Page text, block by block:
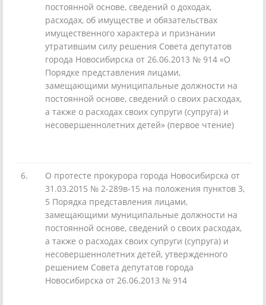
постоянной основе, сведений о доходах,
расходах, об имуществе и обязательствах
имущественного характера и признании
утратившим силу решения Совета депутатов
города Новосибирска от 26.06.2013 № 914 «О
Порядке представления лицами,
замещающими муниципальные должности на
постоянной основе, сведений о своих расходах,
а также о расходах своих супруги (супруга) и
несовершеннолетних детей» (первое чтение)
6.
О протесте прокурора города Новосибирска от
31.03.2015 № 2-289в-15 на положения пунктов 3,
5 Порядка представления лицами,
замещающими муниципальные должности на
постоянной основе, сведений о своих расходах,
а также о расходах своих супруги (супруга) и
несовершеннолетних детей, утвержденного
решением Совета депутатов города
Новосибирска от 26.06.2013 № 914